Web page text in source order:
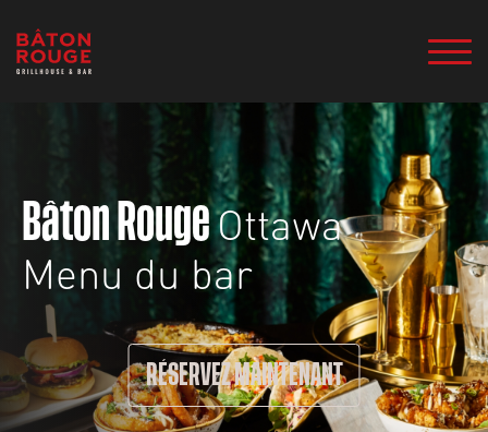
Bâton RougeOttawa
Menu du bar
RÉSERVEZ MAINTENANT